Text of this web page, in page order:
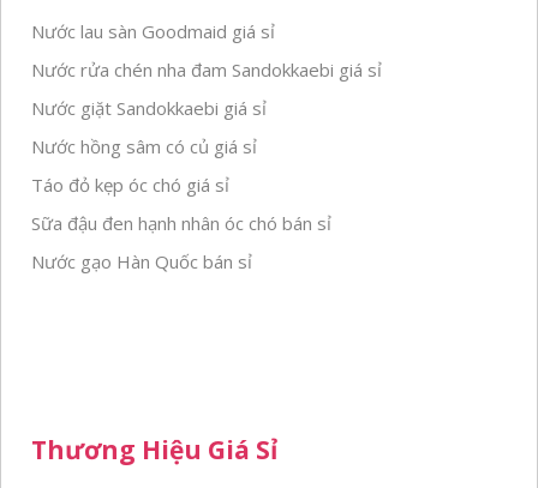
Nước lau sàn Goodmaid giá sỉ
Nước rửa chén nha đam Sandokkaebi giá sỉ
Nước giặt Sandokkaebi giá sỉ
Nước hồng sâm có củ giá sỉ
Táo đỏ kẹp óc chó giá sỉ
Sữa đậu đen hạnh nhân óc chó bán sỉ
Nước gạo Hàn Quốc bán sỉ
Thương Hiệu Giá Sỉ